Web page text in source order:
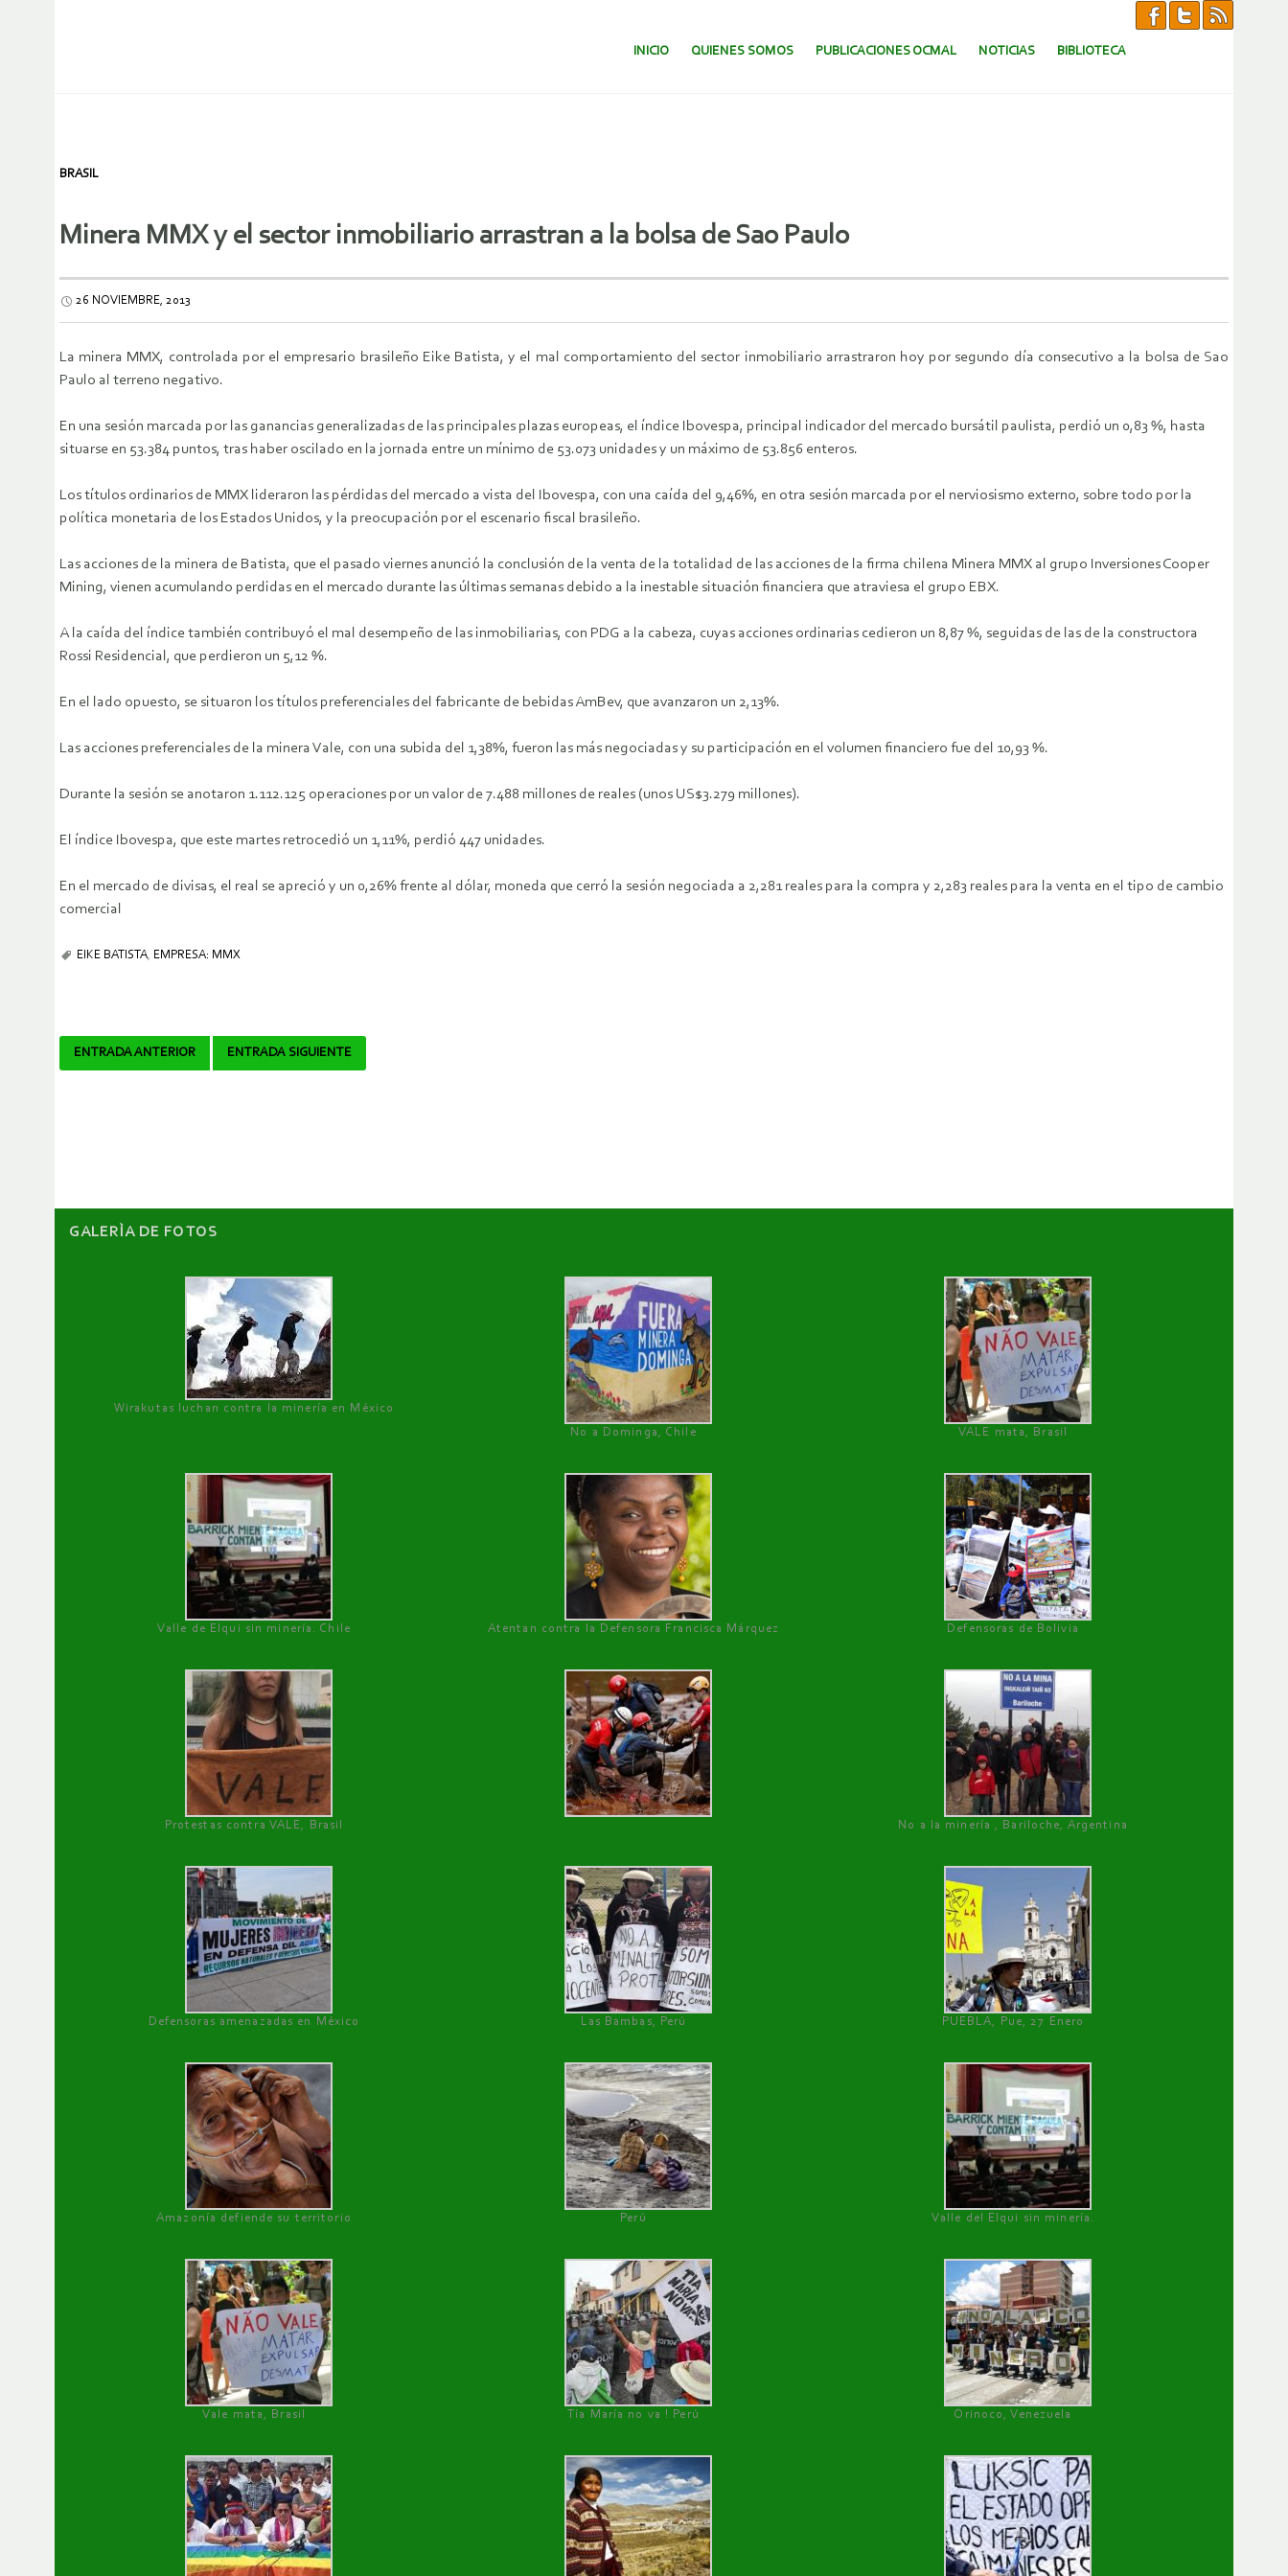
SALTAR AL CONTENIDO.
INICIO QUIENES SOMOS PUBLICACIONES OCMAL NOTICIAS BIBLIOTECA
BRASIL
Minera MMX y el sector inmobiliario arrastran a la bolsa de Sao Paulo
26 NOVIEMBRE, 2013
La minera MMX, controlada por el empresario brasileño Eike Batista, y el mal comportamiento del sector inmobiliario arrastraron hoy por segundo día consecutivo a la bolsa de Sao
Paulo al terreno negativo.
En una sesión marcada por las ganancias generalizadas de las principales plazas europeas, el índice Ibovespa, principal indicador del mercado bursátil paulista, perdió un 0,83 %, hasta
situarse en 53.384 puntos, tras haber oscilado en la jornada entre un mínimo de 53.073 unidades y un máximo de 53.856 enteros.
Los títulos ordinarios de MMX lideraron las pérdidas del mercado a vista del Ibovespa, con una caída del 9,46%, en otra sesión marcada por el nerviosismo externo, sobre todo por la
política monetaria de los Estados Unidos, y la preocupación por el escenario fiscal brasileño.
Las acciones de la minera de Batista, que el pasado viernes anunció la conclusión de la venta de la totalidad de las acciones de la firma chilena Minera MMX al grupo Inversiones Cooper
Mining, vienen acumulando perdidas en el mercado durante las últimas semanas debido a la inestable situación financiera que atraviesa el grupo EBX.
A la caída del índice también contribuyó el mal desempeño de las inmobiliarias, con PDG a la cabeza, cuyas acciones ordinarias cedieron un 8,87 %, seguidas de las de la constructora
Rossi Residencial, que perdieron un 5,12 %.
En el lado opuesto, se situaron los títulos preferenciales del fabricante de bebidas AmBev, que avanzaron un 2,13%.
Las acciones preferenciales de la minera Vale, con una subida del 1,38%, fueron las más negociadas y su participación en el volumen financiero fue del 10,93 %.
Durante la sesión se anotaron 1.112.125 operaciones por un valor de 7.488 millones de reales (unos US$3.279 millones).
El índice Ibovespa, que este martes retrocedió un 1,11%, perdió 447 unidades.
En el mercado de divisas, el real se apreció y un 0,26% frente al dólar, moneda que cerró la sesión negociada a 2,281 reales para la compra y 2,283 reales para la venta en el tipo de cambio
comercial
EIKE BATISTA, EMPRESA: MMX
Navegador
ENTRADA ANTERIOR ENTRADA SIGUIENTE
GALERÌA DE FOTOS
Wirakutas luchan contra la minería en México
No a Dominga, Chile
VALE mata, Brasil
Valle de Elqui sin minería. Chile Atentan contra la Defensora Francisca Márquez Defensoras de Bolivia
Protestas contra VALE, Brasil No a la minería , Bariloche, Argentina
Defensoras amenazadas en México Las Bambas, Perú PUEBLA, Pue, 27 Enero
Amazonía defiende su territorio Perú Valle del Elqui sin minería.
Vale mata, Brasil Tía María no va ! Perú Orinoco, Venezuela